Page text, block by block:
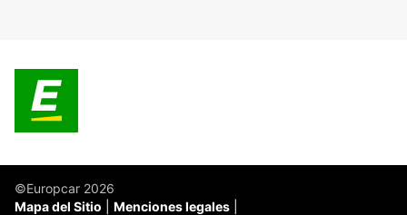
©Europcar 2026
Mapa del Sitio
Menciones legales